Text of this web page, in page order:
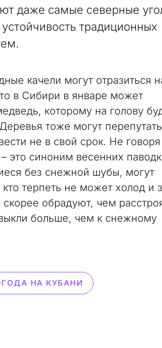
даже самые северные
традиционных
качели могут отразиться
в Сибири в январе может
которому на голову
тоже могут перепутать
не в свой срок. Не
это синоним весенних
без снежной шубы, могут
терпеть не может холод и
обрадуют, чем
больше, чем к снежному
НА КУБАНИ